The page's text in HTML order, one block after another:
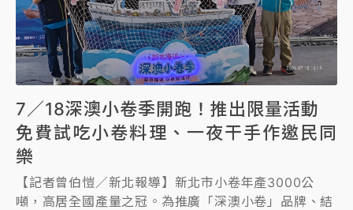
7／18深澳小卷季開跑！推出限量活動
免費試吃小卷料理、一夜干手作邀民同
樂
【記者曾伯愷／新北報導】新北市小卷年產3000公
噸，高居全國產量之冠。為推廣「深澳小卷」品牌、結